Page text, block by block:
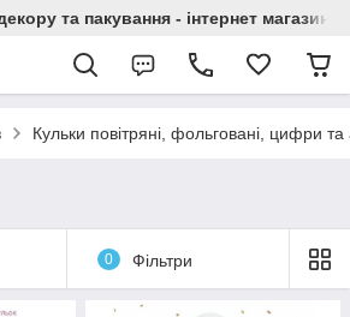
та пакування - інтернет магазин
Кульки повітряні, фольговані, цифри
0 Фільтри